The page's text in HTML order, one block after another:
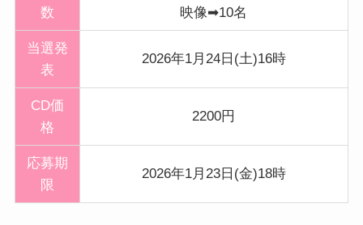
数
映像➡10名
当選発
表
2026年1月24日(土)16時
CD価
格
2200円
応募期
限
2026年1月23日(金)18時